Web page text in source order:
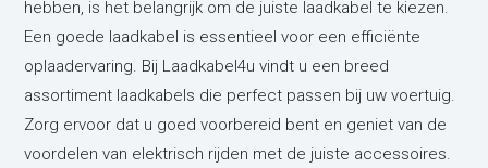
hebben, is het belangrijk om de juiste laadkabel te kiezen.
Een goede laadkabel is essentieel voor een efficiënte
oplaadervaring. Bij Laadkabel4u vindt u een breed
assortiment laadkabels die perfect passen bij uw voertuig.
Zorg ervoor dat u goed voorbereid bent en geniet van de
voordelen van elektrisch rijden met de juiste accessoires.